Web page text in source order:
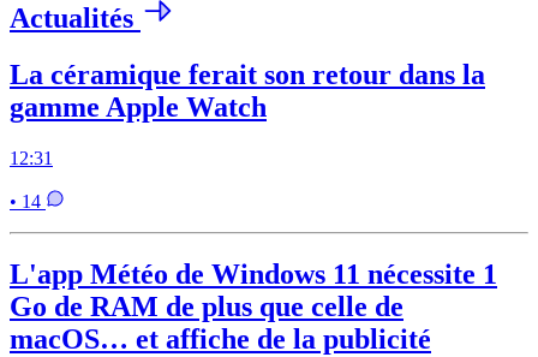
Actualités
La céramique ferait son retour dans la
gamme Apple Watch
12:31
• 14
L'app Météo de Windows 11 nécessite 1
Go de RAM de plus que celle de
macOS… et affiche de la publicité